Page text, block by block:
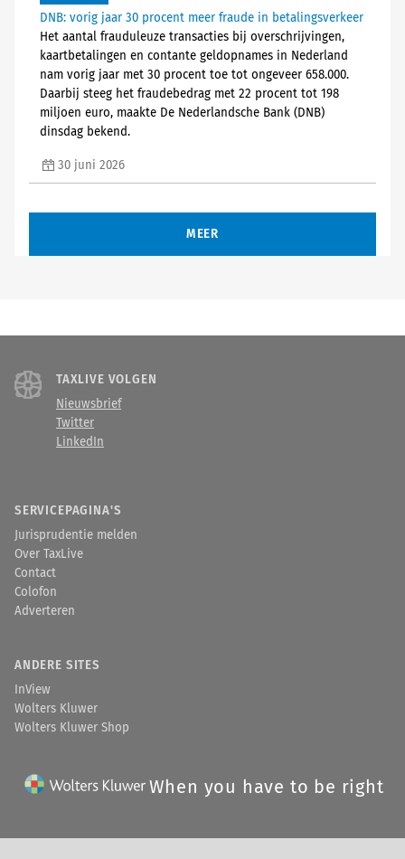
DNB: vorig jaar 30 procent meer fraude in betalingsverkeer
Het aantal frauduleuze transacties bij overschrijvingen,
kaartbetalingen en contante geldopnames in Nederland
nam vorig jaar met 30 procent toe tot ongeveer 658.000.
Daarbij steeg het fraudebedrag met 22 procent tot 198
miljoen euro, maakte De Nederlandsche Bank (DNB)
dinsdag bekend.
30 juni 2026
MEER
TAXLIVE VOLGEN
Nieuwsbrief
Twitter
LinkedIn
SERVICEPAGINA'S
Jurisprudentie melden
Over TaxLive
Contact
Colofon
Adverteren
ANDERE SITES
InView
Wolters Kluwer
Wolters Kluwer Shop
When you have to be right